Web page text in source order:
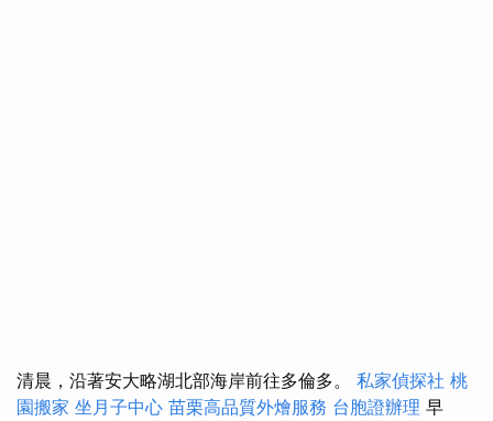
清晨，沿著安大略湖北部海岸前往多倫多。 私家偵探社 桃
園搬家 坐月子中心 苗栗高品質外燴服務 台胞證辦理 早